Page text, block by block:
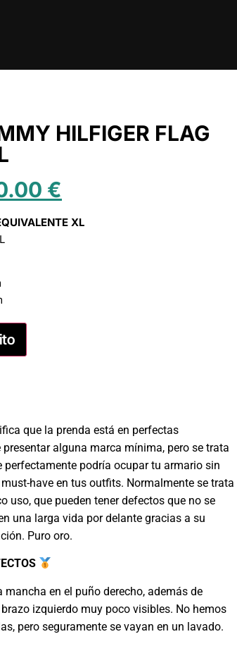
HILFIGER FLAG
€
XL
que la prenda está en perfectas
alguna marca mínima, pero se trata
perfectamente podría ocupar tu armario sin
have en tus outfits. Normalmente se trata
uso, que pueden tener defectos que no se
una larga vida por delante gracias a su
Puro oro.
mancha en el puño derecho, además de
izquierdo muy poco visibles. No hemos
pero seguramente se vayan en un lavado.